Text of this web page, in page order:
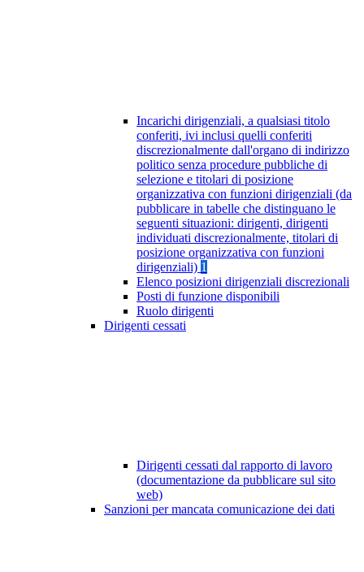
Incarichi dirigenziali, a qualsiasi titolo
conferiti, ivi inclusi quelli conferiti
discrezionalmente dall'organo di indirizzo
politico senza procedure pubbliche di
selezione e titolari di posizione
organizzativa con funzioni dirigenziali (da
pubblicare in tabelle che distinguano le
seguenti situazioni: dirigenti, dirigenti
individuati discrezionalmente, titolari di
posizione organizzativa con funzioni
dirigenziali) 1
Elenco posizioni dirigenziali discrezionali
Posti di funzione disponibili
Ruolo dirigenti
Dirigenti cessati
Dirigenti cessati dal rapporto di lavoro
(documentazione da pubblicare sul sito
web)
Sanzioni per mancata comunicazione dei dati